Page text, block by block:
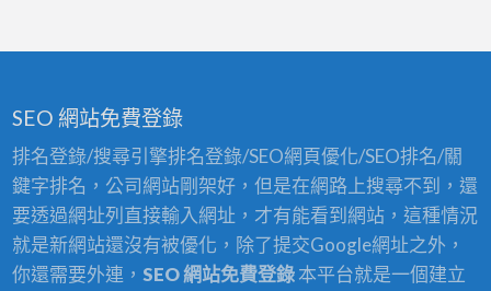
SEO 網站免費登錄
排名登錄/搜尋引擎排名登錄/SEO網頁優化/SEO排名/關
鍵字排名，公司網站剛架好，但是在網路上搜尋不到，還
要透過網址列直接輸入網址，才有能看到網站，這種情況
就是新網站還沒有被優化，除了提交Google網址之外，
你還需要外連， SEO 網站免費登錄本平台就是一個建立